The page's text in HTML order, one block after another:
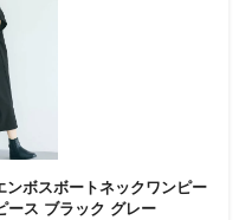
ボスボートネックワンピー
ース ブラック グレー